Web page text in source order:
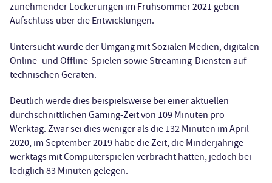
zunehmender Lockerungen im Frühsommer 2021 geben
Aufschluss über die Entwicklungen.
Untersucht wurde der Umgang mit Sozialen Medien, digitalen
Online- und Offline-Spielen sowie Streaming-Diensten auf
technischen Geräten.
Deutlich werde dies beispielsweise bei einer aktuellen
durchschnittlichen Gaming-Zeit von 109 Minuten pro
Werktag. Zwar sei dies weniger als die 132 Minuten im April
2020, im September 2019 habe die Zeit, die Minderjährige
werktags mit Computerspielen verbracht hätten, jedoch bei
lediglich 83 Minuten gelegen.